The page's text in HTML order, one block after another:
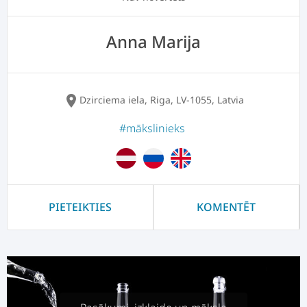
Anna Marija
location_on Dzirciema iela, Riga, LV-1055, Latvia
#mākslinieks
PIETEIKTIES KOMENTĒT